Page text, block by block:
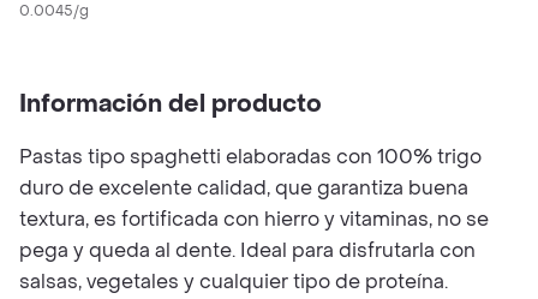
0.0045/g
Información del producto
Pastas tipo spaghetti elaboradas con 100% trigo
duro de excelente calidad, que garantiza buena
textura, es fortificada con hierro y vitaminas, no se
pega y queda al dente. Ideal para disfrutarla con
salsas, vegetales y cualquier tipo de proteína.